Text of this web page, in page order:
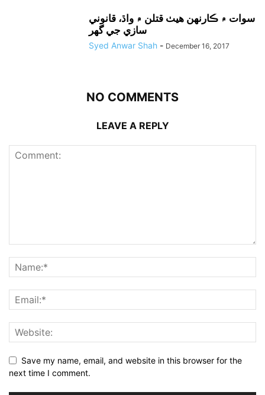
سوات ۾ ڪارنهن هيٺ قتلن ۾ واڌ، قانوني
سازي جي گهر
Syed Anwar Shah - December 16, 2017
NO COMMENTS
LEAVE A REPLY
Save my name, email, and website in this browser for the
next time I comment.